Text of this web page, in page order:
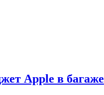
Apple в багаже